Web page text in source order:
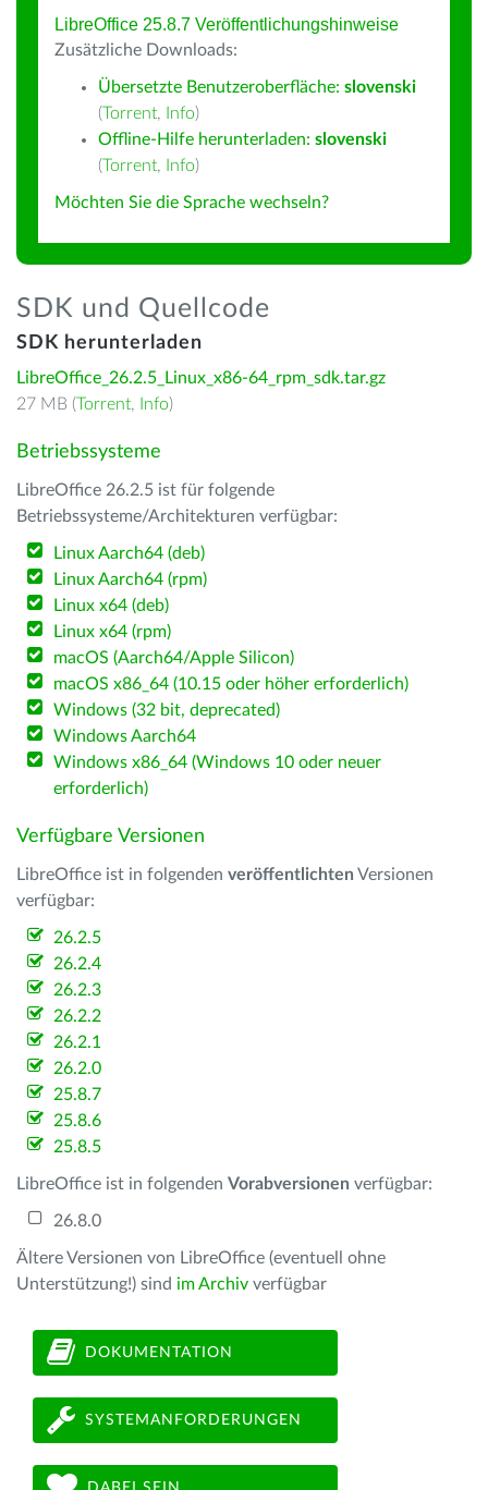
LibreOffice 25.8.7 Veröffentlichungshinweise
Zusätzliche Downloads:
Übersetzte Benutzeroberfläche: slovenski
(Torrent, Info)
Offline-Hilfe herunterladen: slovenski
(Torrent, Info)
Möchten Sie die Sprache wechseln?
SDK und Quellcode
SDK herunterladen
LibreOffice_26.2.5_Linux_x86-64_rpm_sdk.tar.gz
27 MB (Torrent, Info)
Betriebssysteme
LibreOffice 26.2.5 ist für folgende
Betriebssysteme/Architekturen verfügbar:
Linux Aarch64 (deb)
Linux Aarch64 (rpm)
Linux x64 (deb)
Linux x64 (rpm)
macOS (Aarch64/Apple Silicon)
macOS x86_64 (10.15 oder höher erforderlich)
Windows (32 bit, deprecated)
Windows Aarch64
Windows x86_64 (Windows 10 oder neuer
erforderlich)
Verfügbare Versionen
LibreOffice ist in folgenden veröffentlichten Versionen
verfügbar:
26.2.5
26.2.4
26.2.3
26.2.2
26.2.1
26.2.0
25.8.7
25.8.6
25.8.5
LibreOffice ist in folgenden Vorabversionen verfügbar:
26.8.0
Ältere Versionen von LibreOffice (eventuell ohne
Unterstützung!) sind im Archiv verfügbar
DOKUMENTATION
SYSTEMANFORDERUNGEN